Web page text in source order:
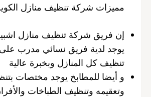
مميزات شركة تنظيف منازل
إن فريق شركة تنظيف منازل
يوجد لدية فريق نسائي مدرب على
تنظيف كل المنازل وبخبرة عالية
و أيضا للمطابخ يوجد مختصات
وتعقيمه وتنظيف الطباخات